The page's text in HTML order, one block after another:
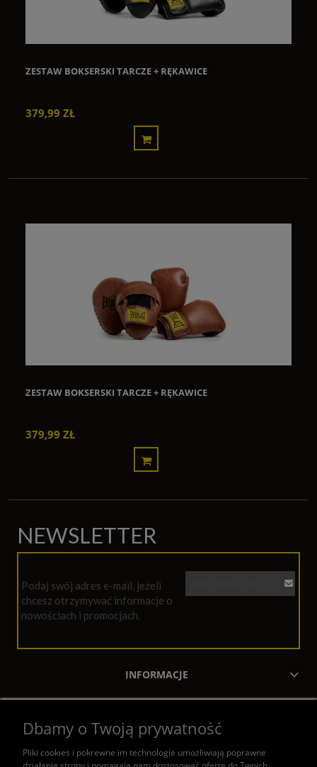
ZESTAW BOKSERSKI TARCZE + RĘKAWICE
379,99 ZŁ
ZESTAW BOKSERSKI TARCZE + RĘKAWICE
379,99 ZŁ
NEWSLETTER
Podaj swój adres e-mail, jeżeli
chcesz otrzymywać informacje o
nowościach i promocjach.
INFORMACJE
Dbamy o Twoją prywatność
Pliki cookies i pokrewne im technologie umożliwiają poprawne